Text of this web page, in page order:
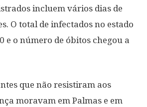
incluem vários dias de
O total de infectados no estado
e o número de óbitos chegou a
que não resistiram aos
moravam em Palmas e em